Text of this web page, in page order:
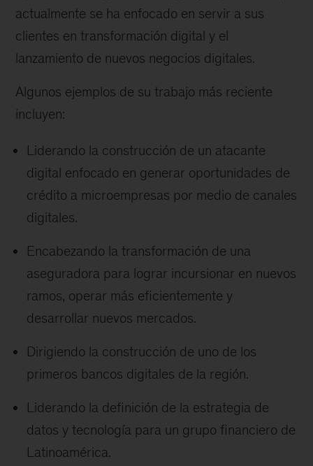
actualmente se ha enfocado en servir a sus
clientes en transformación digital y el
lanzamiento de nuevos negocios digitales.
Algunos ejemplos de su trabajo más reciente
incluyen:
Liderando la construcción de un atacante
digital enfocado en generar oportunidades de
crédito a microempresas por medio de canales
digitales.
Encabezando la transformación de una
aseguradora para lograr incursionar en nuevos
ramos, operar más eficientemente y
desarrollar nuevos mercados.
Dirigiendo la construcción de uno de los
primeros bancos digitales de la región.
Liderando la definición de la estrategia de
datos y tecnología para un grupo financiero de
Latinoamérica.